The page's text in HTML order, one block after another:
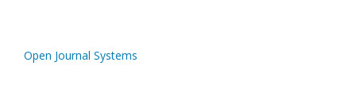
Open Journal Systems